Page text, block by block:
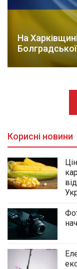
На
Корисні новини